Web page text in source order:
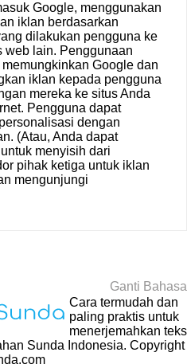
Google, menggunakan
iklan berdasarkan
dilakukan pengguna ke
web lain. Penggunaan
Google dan
iklan kepada pengguna
mereka ke situs Anda
Pengguna dapat
dengan
. (Atau, Anda dapat
menyisih dari
pihak ketiga untuk iklan
mengunjungi
Ganti Bahasa
Cara termudah dan
paling praktis untuk
menerjemahkan teks
Sunda Indonesia. Copyright